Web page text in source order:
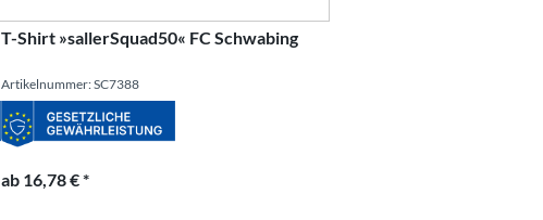
T-Shirt »sallerSquad50« FC Schwabing
Artikelnummer: SC7388
ab 16,78 € *